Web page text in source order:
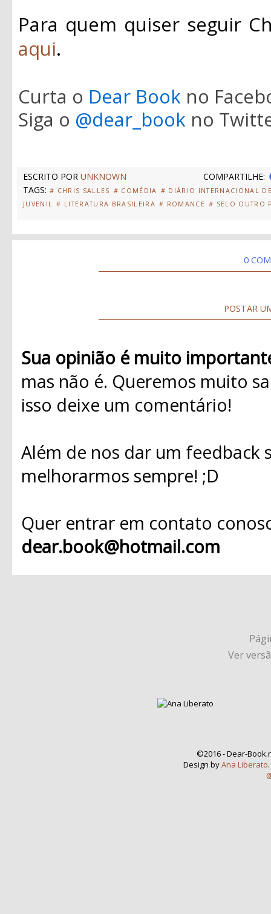
Para quem quiser seguir
aqui.
Curta o Dear Book no
Siga o @dear_book no
ESCRITO POR UNKNOWN
COMPARTILHE:
TAGS: # CHRIS SALLES # COMÉDIA # DIÁRIO INTERNACIONAL
JUVENIL
# LITERATURA BRASILEIRA # ROMANCE # SELO OUTRO
0
POSTAR
Sua opinião é muito
mas não é. Queremos muito
isso deixe um comentário!
Além de nos dar um
melhorarmos sempre! ;D
Quer entrar em contato
dear.book@hotmail.com
Ver
©2016 - Dear-
Design byAna Liberato